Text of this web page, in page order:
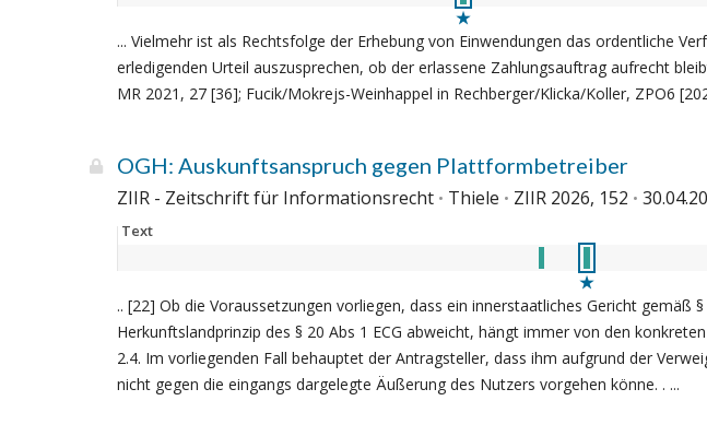
... Vielmehr ist als Rechtsfolge der Erhebung von Einwendungen das ordentliche
erledigenden Urteil auszusprechen, ob der erlassene Zahlungsauftrag aufrecht
MR 2021, 27 [36]; Fucik/Mokrejs-Weinhappel in Rechberger/Klicka/Koller, ZPO6
OGH: Auskunftsanspruch gegen Plattformbetreiber
ZIIR - Zeitschrift für Informationsrecht Thiele ZIIR 2026, 152
Text
.. [22] Ob die Voraussetzungen vorliegen, dass ein innerstaatliches Gericht gemäß
Herkunftslandprinzip des § 20 Abs 1 ECG abweicht, hängt immer von den
2.4. Im vorliegenden Fall behauptet der Antragsteller, dass ihm aufgrund der
nicht gegen die eingangs dargelegte Äußerung des Nutzers vorgehen könne. . ...